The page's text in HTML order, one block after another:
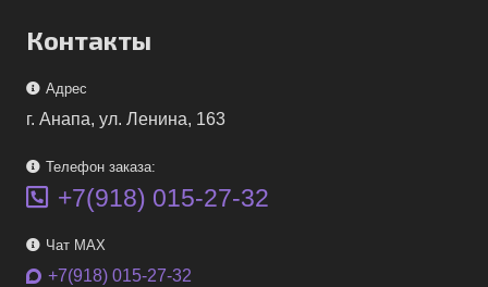
Контакты
Адрес
г. Анапа, ул. Ленина, 163
Телефон заказа:
+7(918) 015-27-32
Чат MAX
+7(918) 015-27-32